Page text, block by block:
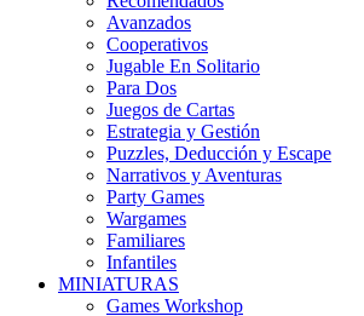
Avanzados
Cooperativos
Jugable En Solitario
Para Dos
Juegos de Cartas
Estrategia y Gestión
Puzzles, Deducción y Escape
Narrativos y Aventuras
Party Games
Wargames
Familiares
Infantiles
MINIATURAS
Games Workshop